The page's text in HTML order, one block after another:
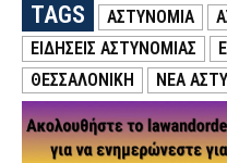
TAGS ΑΣΤΥΝΟΜΙΑ
ΕΙΔΗΣΕΙΣ ΑΣΤΥΝΟΜΙΑΣ
ΘΕΣΣΑΛΟΝΙΚΗ
ΝΕΑ